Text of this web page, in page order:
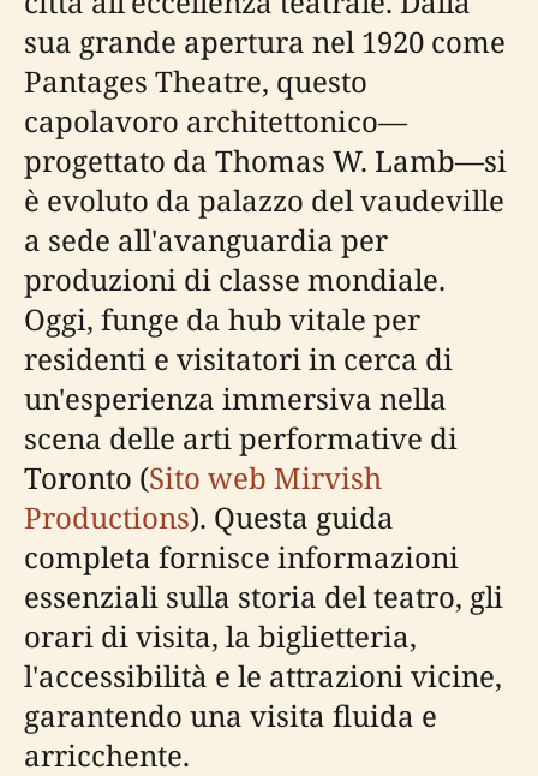
sua grande apertura nel 1920 come
Pantages Theatre, questo
capolavoro architettonico—
progettato da Thomas W. Lamb—si
è evoluto da palazzo del vaudeville
a sede all'avanguardia per
produzioni di classe mondiale.
Oggi, funge da hub vitale per
residenti e visitatori in cerca di
un'esperienza immersiva nella
scena delle arti performative di
Toronto (Sito web Mirvish
Productions). Questa guida
completa fornisce informazioni
essenziali sulla storia del teatro, gli
orari di visita, la biglietteria,
l'accessibilità e le attrazioni vicine,
garantendo una visita fluida e
arricchente.